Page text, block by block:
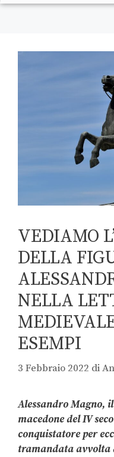
VEDIAMO
DELLA
NELLA
ESEMPI
3 Febbraio 2022 di
Alessandro Magno,
macedone del IV
conquistatore per
tramandata avvolta